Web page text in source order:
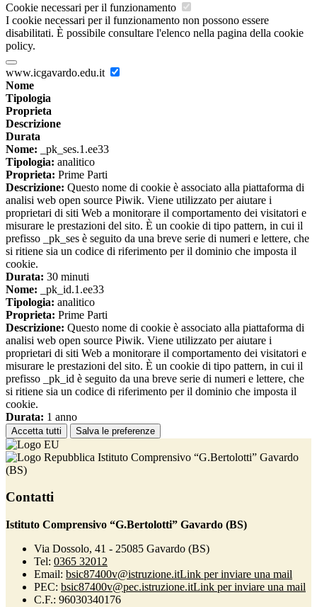
Cookie necessari per il funzionamento
I cookie necessari per il funzionamento non possono essere
disabilitati. È possibile consultare l'elenco nella pagina della cookie
policy.
www.icgavardo.edu.it
Nome
Tipologia
Proprieta
Descrizione
Durata
Nome: _pk_ses.1.ee33
Tipologia: analitico
Proprieta: Prime Parti
Descrizione: Questo nome di cookie è associato alla piattaforma di
analisi web open source Piwik. Viene utilizzato per aiutare i
proprietari di siti Web a monitorare il comportamento dei visitatori e
misurare le prestazioni del sito. È un cookie di tipo pattern, in cui il
prefisso _pk_ses è seguito da una breve serie di numeri e lettere, che
si ritiene sia un codice di riferimento per il dominio che imposta il
cookie.
Durata: 30 minuti
Nome: _pk_id.1.ee33
Tipologia: analitico
Proprieta: Prime Parti
Descrizione: Questo nome di cookie è associato alla piattaforma di
analisi web open source Piwik. Viene utilizzato per aiutare i
proprietari di siti Web a monitorare il comportamento dei visitatori e
misurare le prestazioni del sito. È un cookie di tipo pattern, in cui il
prefisso _pk_id è seguito da una breve serie di numeri e lettere, che
si ritiene sia un codice di riferimento per il dominio che imposta il
cookie.
Durata: 1 anno
Accetta tutti Salva le preferenze
Istituto Comprensivo “G.Bertolotti” Gavardo
(BS)
Contatti
Istituto Comprensivo “G.Bertolotti” Gavardo (BS)
Via Dossolo, 41 - 25085 Gavardo (BS)
Tel: 0365 32012
Email: bsic87400v@istruzione.itLink per inviare una mail
PEC: bsic87400v@pec.istruzione.itLink per inviare una mail
C.F.: 96030340176